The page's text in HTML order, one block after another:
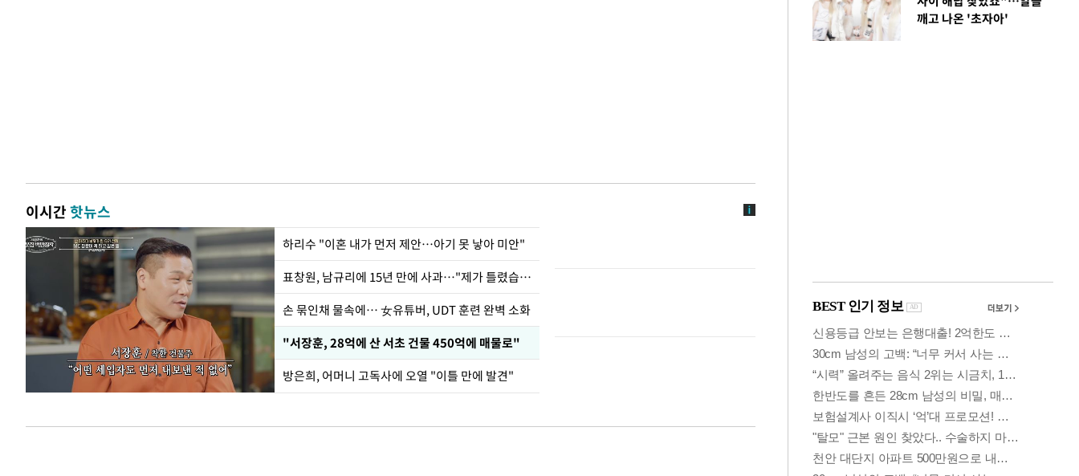
이시간핫뉴스
하리수 "이혼 내가 먼저 제안…아기 못 낳아 미안"
표창원, 남규리에 15년 만에 사과…"제가 틀렸습니다"
손 묶인채 물속에… 女유튜버, UDT 훈련 완벽 소화
"서장훈, 28억에 산 서초 건물 450억에 매물로"
방은희, 어머니 고독사에 오열 "이틀 만에 발견"
깨고 나온 '초자아'